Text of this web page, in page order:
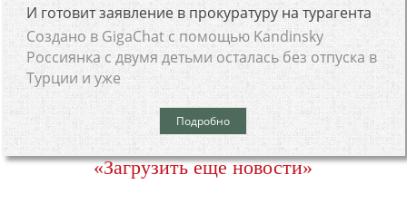
И готовит заявление в прокуратуру на турагента
Создано в GigaChat с помощью Kandinsky
Россиянка с двумя детьми осталась без отпуска в
Турции и уже
Подробно
«Загрузить еще новости»